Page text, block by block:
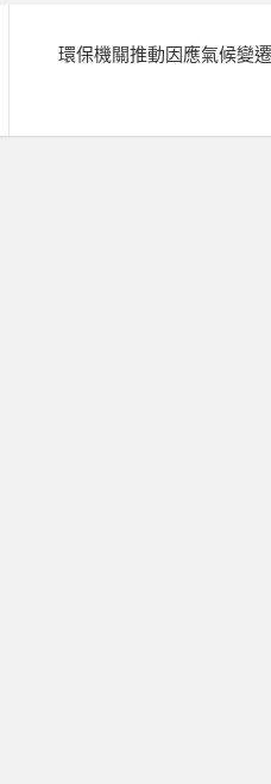
環保機關推動因應氣候變